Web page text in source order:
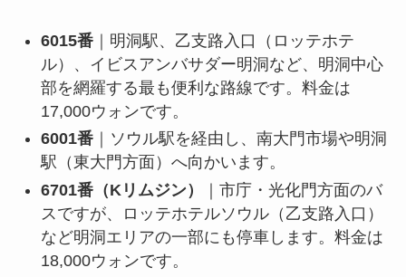
6015番｜明洞駅、乙支路入口（ロッテホテ
ル）、イビスアンバサダー明洞など、明洞中心
部を網羅する最も便利な路線です。料金は
17,000ウォンです。
6001番｜ソウル駅を経由し、南大門市場や明洞
駅（東大門方面）へ向かいます。
6701番（Kリムジン）
｜市庁・光化門方面のバ
スですが、ロッテホテルソウル（乙支路入口）
など明洞エリアの一部にも停車します。料金は
18,000ウォンです。